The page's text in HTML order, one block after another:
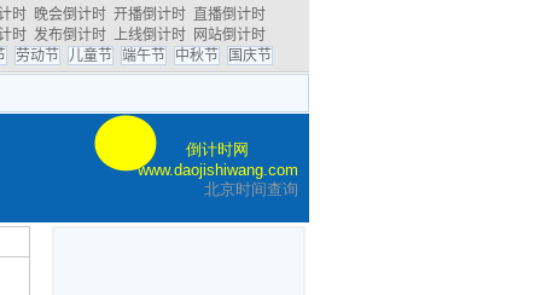
时 晚会倒计时 开播倒计时 直播倒计时
时 发布倒计时 上线倒计时 网站倒计时
劳动节 儿童节 端午节 中秋节 国庆节